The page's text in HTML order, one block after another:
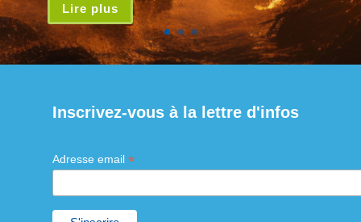
Lire plus
Inscrivez-vous à la lettre d'infos
Adresse email *